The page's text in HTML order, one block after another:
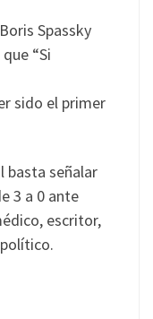
Spassky
“Si
sido el primer
basta señalar
3 a 0 ante
escritor,